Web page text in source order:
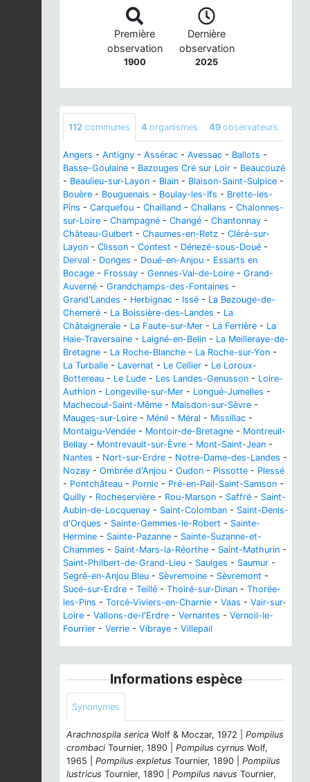
Première
observation
1900
Dernière
observation
2025
112 communes 4 organismes 49 observateurs
Angers - Antigny - Assérac - Avessac - Ballots -
Basse-Goulaine - Bazouges Cré sur Loir - Beaucouzé
- Beaulieu-sur-Layon - Blain - Blaison-Saint-Sulpice -
Bouère - Bouguenais - Boulay-les-Ifs - Brette-les-
Pins - Carquefou - Chailland - Challans - Chalonnes-
sur-Loire - Champagné - Changé - Chantonnay -
Château-Guibert - Chaumes-en-Retz - Cléré-sur-
Layon - Clisson - Contest - Dénezé-sous-Doué -
Derval - Donges - Doué-en-Anjou - Essarts en
Bocage - Frossay - Gennes-Val-de-Loire - Grand-
Auverné - Grandchamps-des-Fontaines -
Grand'Landes - Herbignac - Issé - La Bazouge-de-
Chemeré - La Boissière-des-Landes - La
Châtaigneraie - La Faute-sur-Mer - La Ferrière - La
Haie-Traversaine - Laigné-en-Belin - La Meilleraye-de-
Bretagne - La Roche-Blanche - La Roche-sur-Yon -
La Turballe - Lavernat - Le Cellier - Le Loroux-
Bottereau - Le Lude - Les Landes-Genusson - Loire-
Authion - Longeville-sur-Mer - Longué-Jumelles -
Machecoul-Saint-Même - Maisdon-sur-Sèvre -
Mauges-sur-Loire - Ménil - Méral - Missillac -
Montaigu-Vendée - Montoir-de-Bretagne - Montreuil-
Bellay - Montrevault-sur-Èvre - Mont-Saint-Jean -
Nantes - Nort-sur-Erdre - Notre-Dame-des-Landes -
Nozay - Ombrée d'Anjou - Oudon - Pissotte - Plessé
- Pontchâteau - Pornic - Pré-en-Pail-Saint-Samson -
Quilly - Rocheservière - Rou-Marson - Saffré - Saint-
Aubin-de-Locquenay - Saint-Colomban - Saint-Denis-
d'Orques - Sainte-Gemmes-le-Robert - Sainte-
Hermine - Sainte-Pazanne - Sainte-Suzanne-et-
Chammes - Saint-Mars-la-Réorthe - Saint-Mathurin -
Saint-Philbert-de-Grand-Lieu - Saulges - Saumur -
Segré-en-Anjou Bleu - Sèvremoine - Sèvremont -
Sucé-sur-Erdre - Teillé - Thoiré-sur-Dinan - Thorée-
les-Pins - Torcé-Viviers-en-Charnie - Vaas - Vair-sur-
Loire - Vallons-de-l'Erdre - Vernantes - Vernoil-le-
Fourrier - Verrie - Vibraye - Villepail
Informations espèce
Synonymes
Arachnospila serica Wolf & Moczar, 1972 | Pompilus
crombaci Tournier, 1890 | Pompilus cyrnus Wolf,
1965 | Pompilus expletus Tournier, 1890 | Pompilus
lustricus Tournier, 1890 | Pompilus navus Tournier,